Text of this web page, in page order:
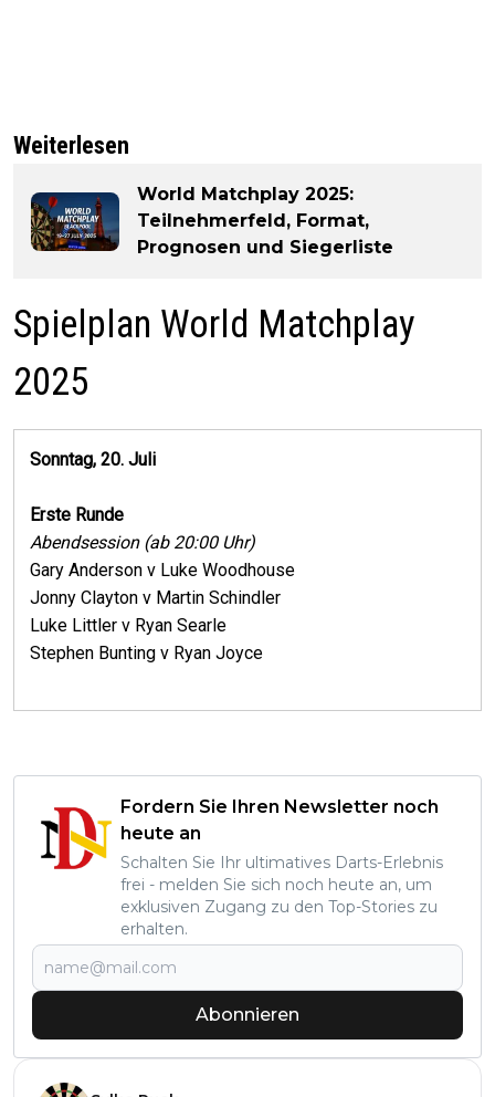
Weiterlesen
World Matchplay 2025:
Teilnehmerfeld, Format,
Prognosen und Siegerliste
Spielplan World Matchplay
2025
Sonntag, 20. Juli
Erste Runde
Abendsession (ab 20:00 Uhr)
Gary Anderson v Luke Woodhouse
Jonny Clayton v Martin Schindler
Luke Littler v Ryan Searle
Stephen Bunting v Ryan Joyce
Fordern Sie Ihren Newsletter noch
heute an
Schalten Sie Ihr ultimatives Darts-Erlebnis
frei - melden Sie sich noch heute an, um
exklusiven Zugang zu den Top-Stories zu
erhalten.
Abonnieren